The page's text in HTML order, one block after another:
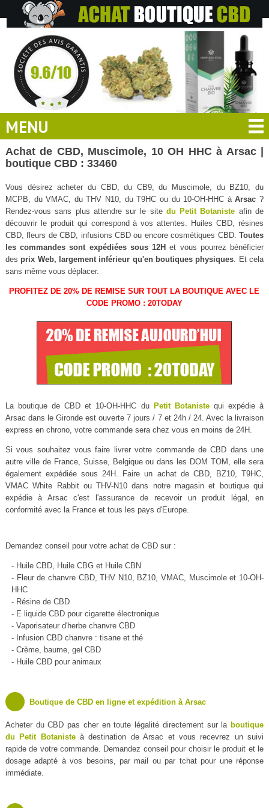
MENU
Achat de CBD, Muscimole, 10 OH HHC à Arsac |
boutique CBD : 33460
Vous désirez acheter du CBD, du CB9, du Muscimole, du BZ10, du
MCPB, du VMAC, du THV N10, du T9HC ou du 10-OH-HHC àArsac ?
Rendez-vous sans plus attendre sur le site du Petit Botaniste afin de
découvrir le produit qui correspond à vos attentes. Huiles CBD, résines
CBD, fleurs de CBD, infusions CBD ou encore cosmétiques CBD.Toutes
les commandes sont expédiées sous 12H et vous pourrez bénéficier
des prix Web, largement inférieur qu'en boutiques physiques . Et cela
sans même vous déplacer.
PROFITEZ DE 20% DE REMISE SUR TOUT LA BOUTIQUE AVEC LE
CODE PROMO : 20TODAY
La boutique de CBD et 10-OH-HHC du Petit Botanistequi expédie à
Arsac dans le Gironde est ouverte 7 jours / 7 et 24h / 24. Avec la livraison
express en chrono, votre commande sera chez vous en moins de 24H.
Si vous souhaitez vous faire livrer votre commande de CBD dans une
autre ville de France, Suisse, Belgique ou dans les DOM TOM, elle sera
également expédiée sous 24H. Faire un achat de CBD, BZ10, T9HC,
VMAC White Rabbit ou THV-N10 dans notre magasin et boutique qui
expédie à Arsac c'est l'assurance de recevoir un produit légal, en
conformité avec la France et tous les pays d'Europe.
Demandez conseil pour votre achat de CBD sur :
- Huile CBD, Huile CBG et Huile CBN
- Fleur de chanvre CBD, THV N10, BZ10, VMAC, Muscimole et 10-OH-
HHC
- Résine de CBD
- E liquide CBD pour cigarette électronique
- Vaporisateur d'herbe chanvre CBD
- Infusion CBD chanvre : tisane et thé
- Crème, baume, gel CBD
- Huile CBD pour animaux
Boutique de CBD en ligne et expédition à Arsac
Acheter du CBD pas cher en toute légalité directement sur la boutique
du Petit Botanisteà destination de Arsac et vous recevrez un suivi
rapide de votre commande. Demandez conseil pour choisir le produit et le
dosage adapté à vos besoins, par mail ou par tchat pour une réponse
immédiate.